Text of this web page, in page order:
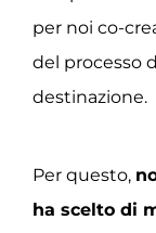
per noi co-
del processo
destinazione.
Per questo,
ha scelto di